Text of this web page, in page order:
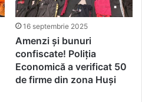
16 septembrie 2025
Amenzi și bunuri
confiscate! Poliția
Economică a verificat 50
de firme din zona Huși